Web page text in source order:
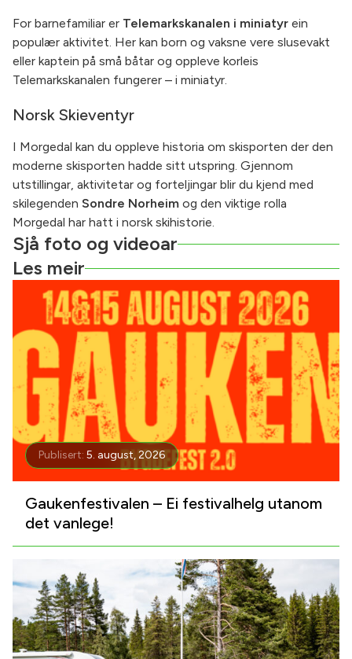
For barnefamiliar er Telemarkskanalen i miniatyr ein
populær aktivitet. Her kan born og vaksne vere slusevakt
eller kaptein på små båtar og oppleve korleis
Telemarkskanalen fungerer – i miniatyr.
Norsk Skieventyr
I Morgedal kan du oppleve historia om skisporten der den
moderne skisporten hadde sitt utspring. Gjennom
utstillingar, aktivitetar og forteljingar blir du kjend med
skilegenden Sondre Norheim og den viktige rolla
Morgedal har hatt i norsk skihistorie.
Sjå foto og videoar
Les meir
Publisert: 5. august, 2026
Gaukenfestivalen – Ei festivalhelg utanom
det vanlege!